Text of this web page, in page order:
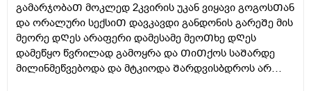
გამარჯობაᲗ მოკლედ 2კვირის უკან ვიყავი გოგოსᲗან
და ორალური სექსიᲗ დავკავდი განდონის გარეᲨე მის
მეორე დᲦეს არაფერი დამესამე მეოᲗხე დᲦეს
დამეწყო წვრილად გამოყრა და ᲗიᲗქოს საᲨარდე
მილინმეწვებოდა და მტკიოდა Შარდვისბდროს არ